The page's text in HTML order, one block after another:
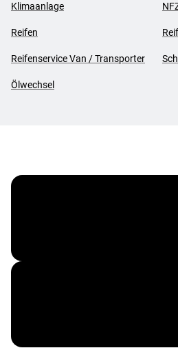
Klimaanlage
Reifen
Reifenservice Van / Transporter
Ölwechsel